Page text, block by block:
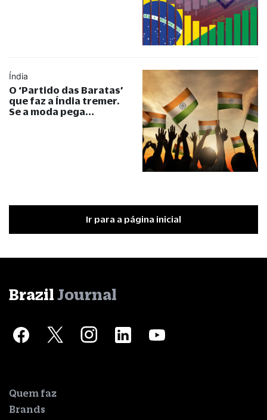
Índia
O ‘Partido das Baratas’
que faz a Índia tremer.
Se a moda pega…
Ir para a página inicial
Brazil Journal
Quem faz
Brands